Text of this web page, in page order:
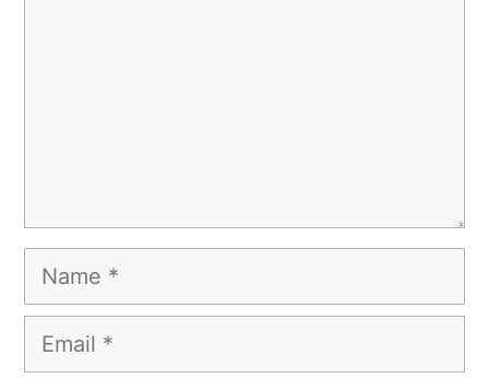
Name
Email